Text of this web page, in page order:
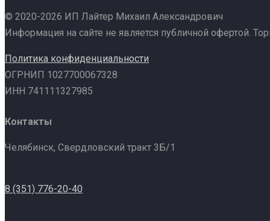
© 2020-2026 ИП Лайтер Михаил Александрович
Информация на сайте не является публичной офертой.
Политика конфиденциальности
ОГРНИП 1027700067328
ИНН 741111327985
Контакты
Челябинск, Свердловский тракт 3Б/1
8 (351) 776-20-40